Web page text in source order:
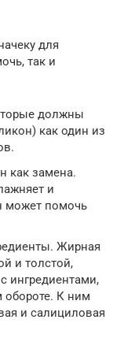
для
так и
должны
как один из
как замена.
и
может помочь
Жирная
и толстой,
ингредиентами,
обороте. К ним
и салициловая